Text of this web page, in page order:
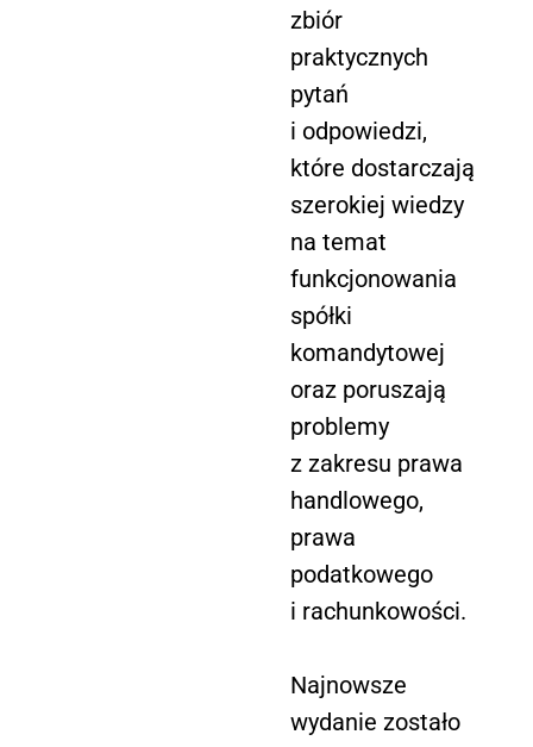
zbiór
praktycznych
pytań
i odpowiedzi,
które dostarczają
szerokiej wiedzy
na temat
funkcjonowania
spółki
komandytowej
oraz poruszają
problemy
z zakresu prawa
handlowego,
prawa
podatkowego
i rachunkowości.
Najnowsze
wydanie zostało